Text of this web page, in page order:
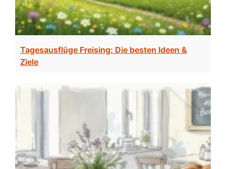
Tagesausflüge Freising: Die besten Ideen &
Ziele